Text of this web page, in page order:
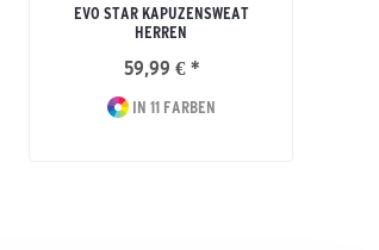
EVO STAR KAPUZENSWEAT
HERREN
59,99 € *
IN 11 FARBEN